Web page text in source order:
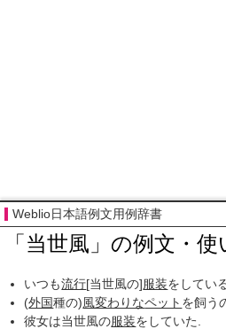
Weblio日本語例文用例辞書
「当世風」の例文・
いつも流行[当世風の]服装をしてい
(外国種の) 風変わりなペット を飼う
彼女は当世風の服装をしていた.